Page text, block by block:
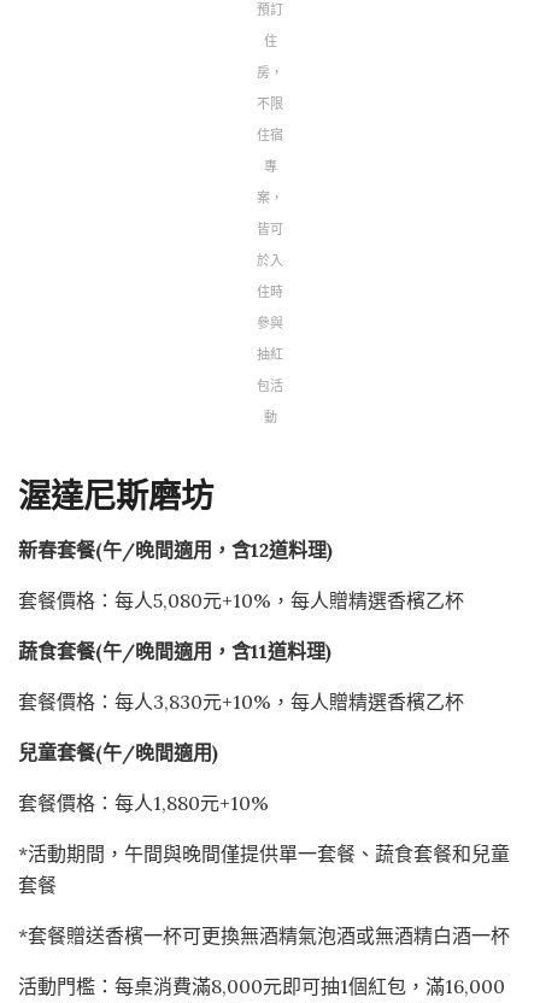
預訂
住
房，
不限
住宿
專
案，
皆可
於入
住時
參與
抽紅
包活
動
渥達尼斯磨坊
新春套餐(午/晚間適用，含12道料理)
套餐價格：每人5,080元+10%，每人贈精選香檳乙杯
蔬食套餐(午/晚間適用，含11道料理)
套餐價格：每人3,830元+10%，每人贈精選香檳乙杯
兒童套餐(午/晚間適用)
套餐價格：每人1,880元+10%
*活動期間，午間與晚間僅提供單一套餐、蔬食套餐和兒童
套餐
*套餐贈送香檳一杯可更換無酒精氣泡酒或無酒精白酒一杯
活動門檻：每桌消費滿8,000元即可抽1個紅包，滿16,000